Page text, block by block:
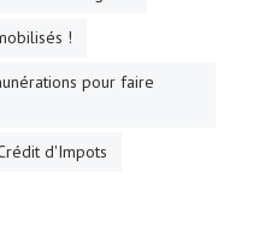
!
pour faire
d'Impots